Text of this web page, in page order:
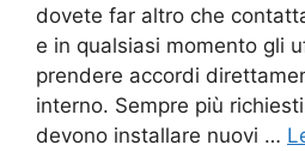
dovete far altro che
e in qualsiasi momento gli
prendere accordi
interno. Sempre più
devono installare nuovi …